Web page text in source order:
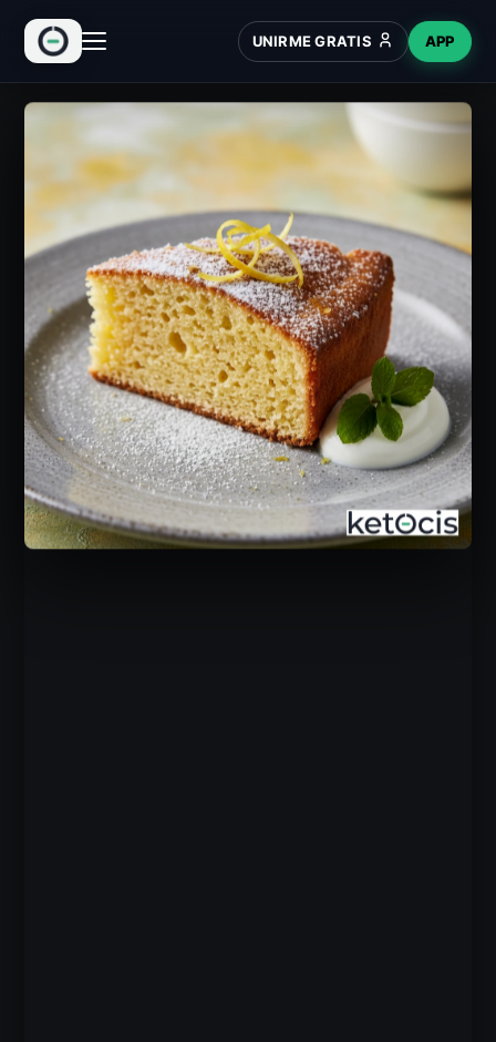
INICIO
RECETAS
HUB
WIKI
NUEVO
UNIRME GRATIS APP